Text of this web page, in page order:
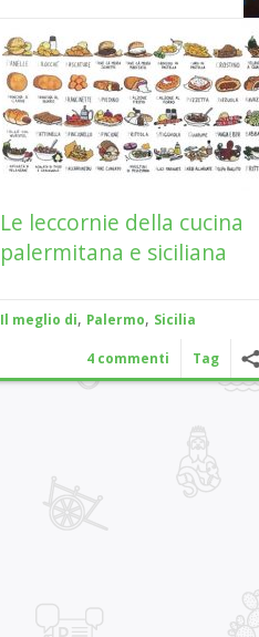
Le leccornie della cucina
palermitana e siciliana
Il meglio di, Palermo, Sicilia
4 commenti Tag